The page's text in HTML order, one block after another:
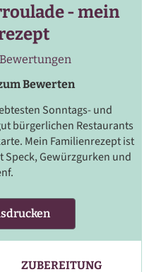
- mein
Bewertungen
Bewerten
Sonntags- und
bürgerlichen Restaurants
Mein Familienrezept ist
Speck, Gewürzgurken und
ZUBEREITUNG